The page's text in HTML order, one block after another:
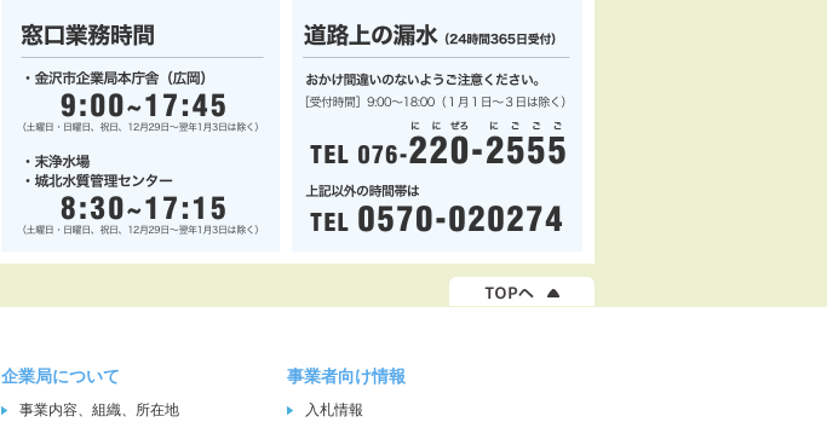
企業局について
事業内容、組織、所在地
事業者向け情報
入札情報